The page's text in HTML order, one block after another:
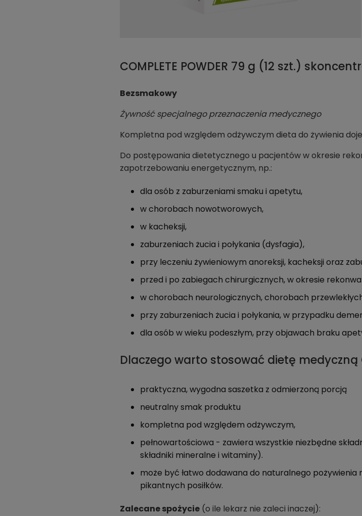
COMPLETE POWDER 79 g (12 szt.)
Bezsmakowy
Żywność specjalnego przeznaczenia medycznego
Kompletna pod względem odżywczym dieta do żywienia
Do postępowania dietetycznego u pacjentów w okresie
zapotrzebowaniu energetycznym, np.:
dla osób z zaburzeniami smaku i apetytu,
w chorobach nowotworowych,
w kacheksji,
zaburzeniach żucia i połykania (dysfagia),
przy leczeniu żywieniowym anoreksji, kacheksji oraz
przed i po zabiegach chirurgicznych, w okresie
w chorobach neurologicznych, chorobach
przy zaburzeniach żucia i połykania, w przypadku
dla osób w wieku podeszłym, przy objawach braku
Dlaczego warto stosować dietę medyczną
praktyczna, wygodna saszetka z odmierzoną porcją
neutralny smak produktu
kompletna pod względem odżywczym,
pełnowartościowa - zawiera wszystkie niezbędne
składniki mineralne i witaminy).
może być łatwo dodawana do naturalnego pożywienia
pikantnych posiłków.
Zalecane spożycie (o ile lekarz nie zaleci inaczej):